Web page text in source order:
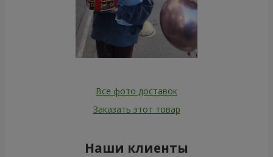
Все фото доставок
Заказать этот товар
Наши клиенты